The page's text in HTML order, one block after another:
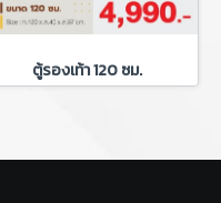
ตู้รองเท้า 120 ซม.